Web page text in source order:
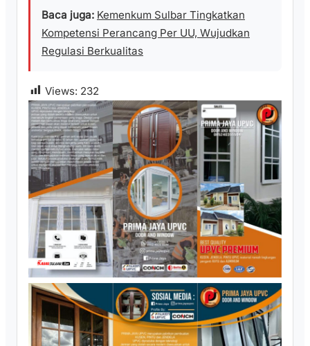
Baca juga: Kemenkum Sulbar Tingkatkan
Kompetensi Perancang Per UU, Wujudkan
Regulasi Berkualitas
Views: 232